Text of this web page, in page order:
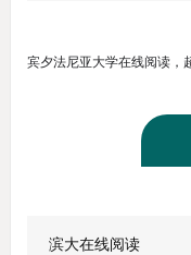
宾夕法尼亚大学在线阅读，
滨大在线阅读